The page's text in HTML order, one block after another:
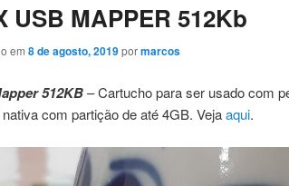
USB MAPPER 512Kb
em 8 de agosto, 2019pormarcos
512KB– Cartucho para ser usado com
nativa com partição de até 4GB. Vejaaqui.